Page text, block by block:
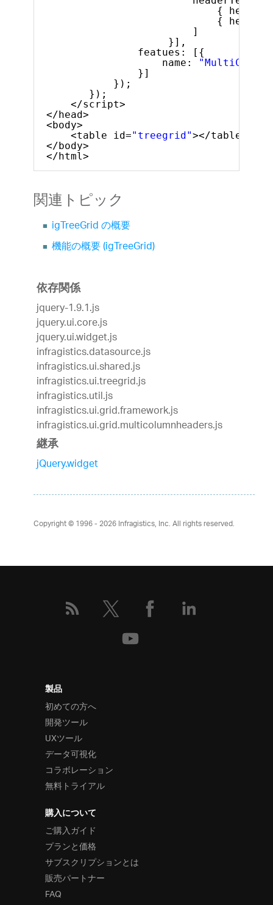
{
{
]
}],
featues: [{
name:
}]
});
});
</script>
</head>
<body>
<table id="treegrid"></table>
</body>
</html>
関連トピック
igTreeGrid の概要
機能の概要 (igTreeGrid)
依存関係
jquery-1.9.1.js
jquery.ui.core.js
jquery.ui.widget.js
infragistics.datasource.js
infragistics.ui.shared.js
infragistics.ui.treegrid.js
infragistics.util.js
infragistics.ui.grid.framework.js
infragistics.ui.grid.multicolumnheaders.js
継承
jQuery.widget
Copyright © 1996 - 2026Infragistics, Inc. All rights reserved.
製品
初めての方へ
開発ツール
UXツール
データ可視化
コラボレーション
無料トライアル
購入について
ご購入ガイド
プランと価格
サブスクリプションとは
販売パートナー
FAQ